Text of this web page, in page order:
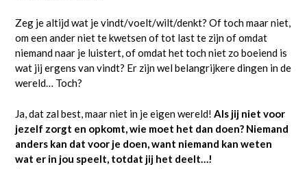
Zeg je altijd wat je vindt/voelt/wilt/denkt? Of toch maar niet,
om een ander niet te kwetsen of tot last te zijn of omdat
niemand naar je luistert, of omdat het toch niet zo boeiend is
wat jij ergens van vindt? Er zijn wel belangrijkere dingen in de
wereld… Toch?
Ja, dat zal best, maar niet in je eigen wereld! Als jij niet voor
jezelf zorgt en opkomt, wie moet het dan doen? Niemand
anders kan dat voor je doen, want niemand kan weten
wat er in jou speelt, totdat jij het deelt…!